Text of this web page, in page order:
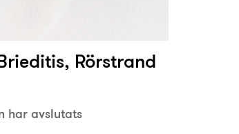
Rörstrand
har avslutats